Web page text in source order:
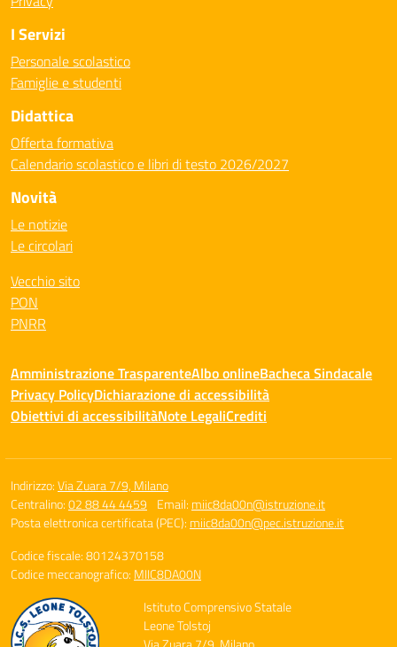
I Servizi
Personale scolastico
Famiglie e studenti
Didattica
Offerta formativa
Calendario scolastico e libri di testo 2026/2027
Novità
Le notizie
Le circolari
Vecchio sito
PON
PNRR
Amministrazione TrasparenteAlbo onlineBacheca Sindacale
Privacy PolicyDichiarazione di accessibilità
Obiettivi di accessibilitàNote LegaliCrediti
Indirizzo:Via Zuara 7/9, Milano
Centralino:02 88 44 4459 Email: miic8da00n@istruzione.it
Posta elettronica certificata (PEC): miic8da00n@pec.istruzione.it
Codice fiscale: 80124370158
Codice meccanografico: MIIC8DA00N
Istituto Comprensivo Statale
Leone Tolstoj